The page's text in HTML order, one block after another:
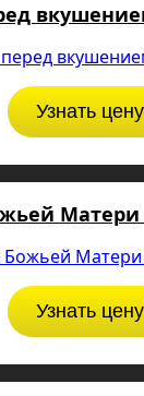
Узнать цену
Матери
Узнать цену